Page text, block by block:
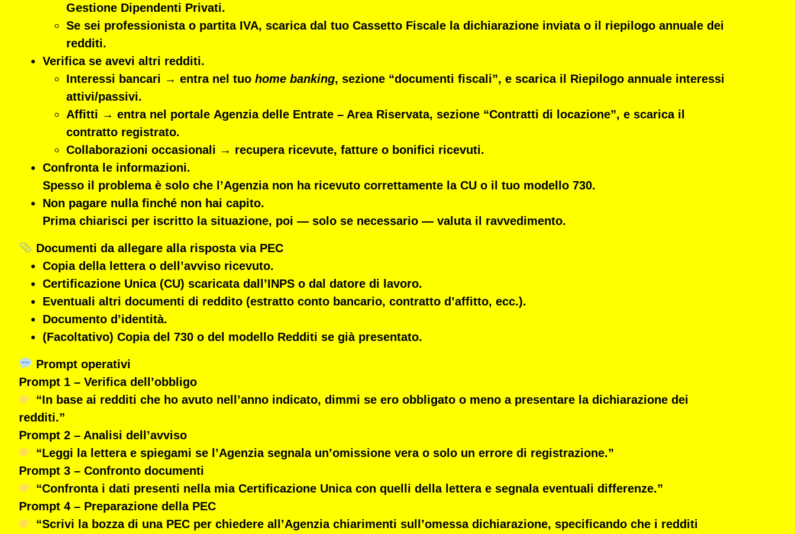
Gestione Dipendenti Privati.
Se sei professionista o partita IVA, scarica dal tuo Cassetto Fiscale la dichiarazione inviata o il riepilogo annuale dei
redditi.
Verifica se avevi altri redditi.
Interessi bancari → entra nel tuo home banking, sezione “documenti fiscali”, e scarica il Riepilogo annuale interessi
attivi/passivi.
Affitti → entra nel portale Agenzia delle Entrate – Area Riservata, sezione “Contratti di locazione”, e scarica il
contratto registrato.
Collaborazioni occasionali → recupera ricevute, fatture o bonifici ricevuti.
Confronta le informazioni.
Spesso il problema è solo che l’Agenzia non ha ricevuto correttamente la CU o il tuo modello 730.
Non pagare nulla finché non hai capito.
Prima chiarisci per iscritto la situazione, poi — solo se necessario — valuta il ravvedimento.
Documenti da allegare alla risposta via PEC
Copia della lettera o dell’avviso ricevuto.
Certificazione Unica (CU) scaricata dall’INPS o dal datore di lavoro.
Eventuali altri documenti di reddito (estratto conto bancario, contratto d’affitto, ecc.).
Documento d’identità.
(Facoltativo) Copia del 730 o del modello Redditi se già presentato.
Prompt operativi
Prompt 1 – Verifica dell’obbligo
“In base ai redditi che ho avuto nell’anno indicato, dimmi se ero obbligato o meno a presentare la dichiarazione dei
redditi.”
Prompt 2 – Analisi dell’avviso
“Leggi la lettera e spiegami se l’Agenzia segnala un’omissione vera o solo un errore di registrazione.”
Prompt 3 – Confronto documenti
“Confronta i dati presenti nella mia Certificazione Unica con quelli della lettera e segnala eventuali differenze.”
Prompt 4 – Preparazione della PEC
“Scrivi la bozza di una PEC per chiedere all’Agenzia chiarimenti sull’omessa dichiarazione, specificando che i redditi